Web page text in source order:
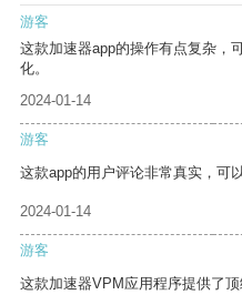
游客
这款加速器app的操作有点复杂，
化。
2024-01-14
游客
这款app的用户评论非常真实，可
2024-01-14
游客
这款加速器VPM应用程序提供了顶